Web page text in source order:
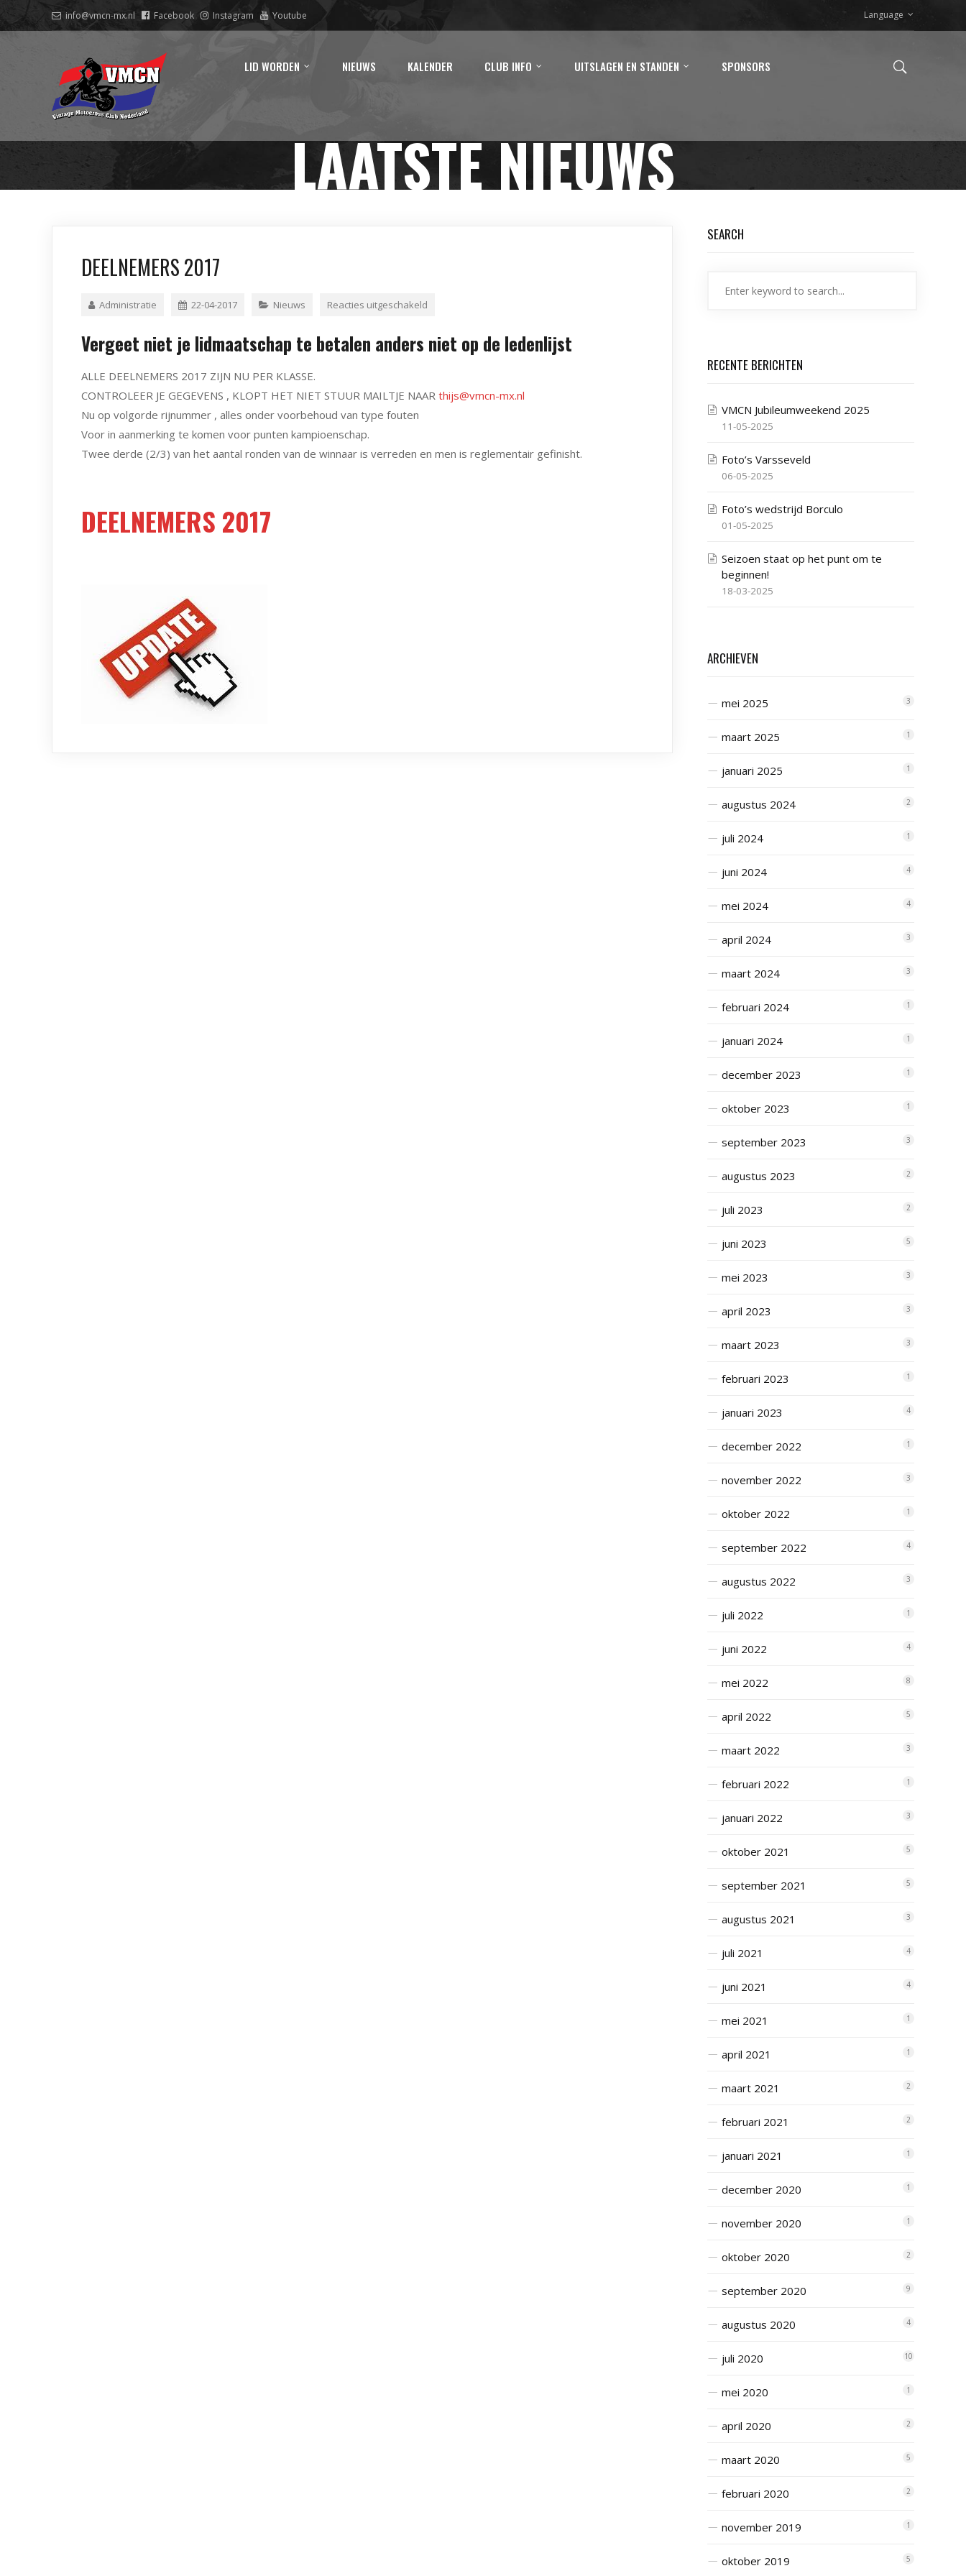
info@vmcn-mx.nl Facebook Instagram Youtube Language
LID WORDEN NIEUWS KALENDER CLUB INFO UITSLAGEN EN STANDEN SPONSORS
LAATSTE NIEUWS
DEELNEMERS 2017
Administratie 22-04-2017 Nieuws Reacties uitgeschakeld
Vergeet niet je lidmaatschap te betalen anders niet op de ledenlijst
ALLE DEELNEMERS 2017 ZIJN NU PER KLASSE.
CONTROLEER JE GEGEVENS , KLOPT HET NIET STUUR MAILTJE NAAR thijs@vmcn-mx.nl
Nu op volgorde rijnummer , alles onder voorbehoud van type fouten
Voor in aanmerking te komen voor punten kampioenschap.
Twee derde (2/3) van het aantal ronden van de winnaar is verreden en men is reglementair gefinisht.
DEELNEMERS 2017
SEARCH
RECENTE BERICHTEN
VMCN Jubileumweekend 2025
11-05-2025
Foto’s Varsseveld
06-05-2025
Foto’s wedstrijd Borculo
01-05-2025
Seizoen staat op het punt om te
beginnen!
18-03-2025
ARCHIEVEN
mei 2025 3
maart 2025 1
januari 2025 1
augustus 2024 2
juli 2024 1
juni 2024 4
mei 2024 4
april 2024 3
maart 2024 3
februari 2024 1
januari 2024 1
december 2023 1
oktober 2023 1
september 2023 3
augustus 2023 2
juli 2023 2
juni 2023 5
mei 2023 3
april 2023 3
maart 2023 3
februari 2023 1
januari 2023 4
december 2022 1
november 2022 3
oktober 2022 1
september 2022 4
augustus 2022 3
juli 2022 1
juni 2022 4
mei 2022 8
april 2022 5
maart 2022 3
februari 2022 1
januari 2022 3
oktober 2021 5
september 2021 5
augustus 2021 3
juli 2021 4
juni 2021 4
mei 2021 1
april 2021 1
maart 2021 2
februari 2021 2
januari 2021 1
december 2020 1
november 2020 1
oktober 2020 2
september 2020 9
augustus 2020 4
juli 2020 10
mei 2020 1
april 2020 2
maart 2020 5
februari 2020 2
november 2019 1
oktober 2019 5